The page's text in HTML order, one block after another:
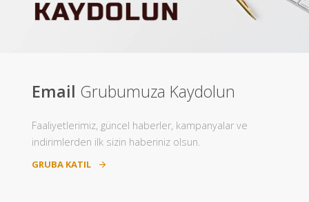
Email Grubumuza Kaydolun
Faaliyetlerimiz, güncel haberler, kampanyalar ve
indirimlerden ilk sizin haberiniz olsun.
GRUBA KATIL